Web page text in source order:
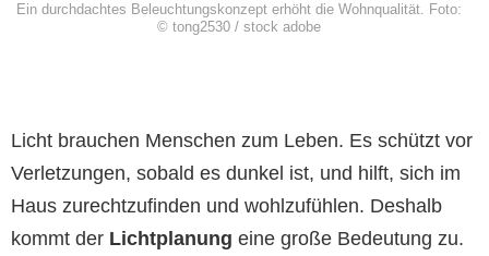
Ein durchdachtes Beleuchtungskonzept erhöht die Wohnqualität. Foto:
© tong2530 / stock adobe
Licht brauchen Menschen zum Leben. Es schützt vor
Verletzungen, sobald es dunkel ist, und hilft, sich im
Haus zurechtzufinden und wohlzufühlen. Deshalb
kommt der Lichtplanung eine große Bedeutung zu.